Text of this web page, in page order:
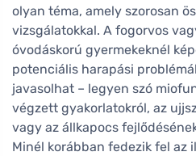
olyan téma, amely szorosan
vizsgálatokkal. A fogorvos
óvodáskorú gyermekeknél
potenciális harapási
javasolhat – legyen szó
végzett gyakorlatokról, az
vagy az állkapocs
Minél korábban fedezik fel az